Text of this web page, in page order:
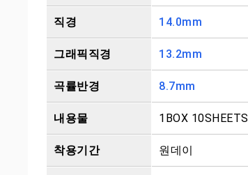
직경 14.0mm
그래픽직경 13.2mm
곡률반경 8.7mm
내용물 1BOX 10SHEETS
착용기간 원데이